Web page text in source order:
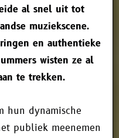
al snel uit tot
muziekscene.
en authentieke
wisten ze al
te trekken.
hun dynamische
publiek meenemen